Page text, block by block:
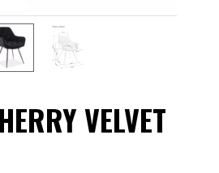
VELVET